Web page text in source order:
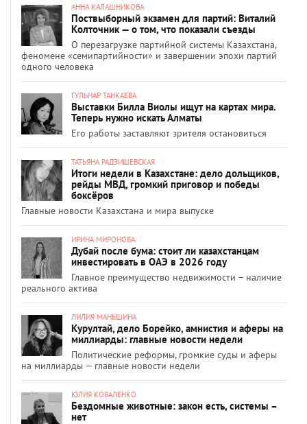
АННА КАЛАШНИКОВА
Поствыборный экзамен для партий: Виталий
Колточник — о том, что показали съезды
О перезагрузке партийной системы Казахстана,
феномене «семипартийности» и завершении эпохи партий
одного человека
ГУЛЬНАР ТАНКАЕВА
Выставки Билла Виолы ищут на картах мира.
Теперь нужно искать Алматы
Его работы заставляют зрителя остановиться
ТАТЬЯНА РАДЗИШЕВСКАЯ
Итоги недели в Казахстане: дело дольщиков,
рейды МВД, громкий приговор и победы
боксёров
Главные новости Казахстана и мира выпуске
ИРИНА МИРОНОВА
Дубай после бума: стоит ли казахстанцам
инвестировать в ОАЭ в 2026 году
Главное преимущество недвижимости – наличие
реального актива
ЛИЛИЯ МАНЬШИНА
Курултай, дело Борейко, амнистия и аферы на
миллиарды: главные новости недели
Политические реформы, громкие суды и аферы
на миллиарды — главные новости недели
ЮЛИЯ КОВАЛЕНКО
Бездомные животные: закон есть, системы –
нет